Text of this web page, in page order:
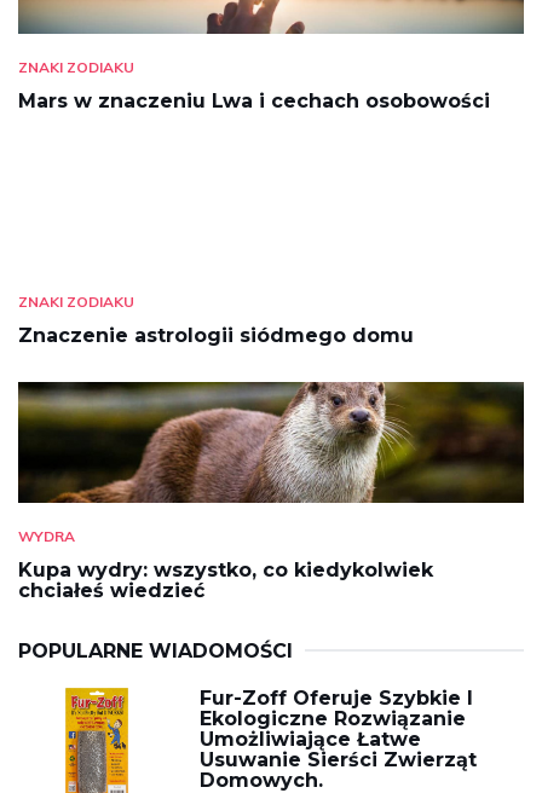
ZNAKI ZODIAKU
Mars w znaczeniu Lwa i cechach osobowości
ZNAKI ZODIAKU
Znaczenie astrologii siódmego domu
WYDRA
Kupa wydry: wszystko, co kiedykolwiek
chciałeś wiedzieć
POPULARNE WIADOMOŚCI
Fur-Zoff Oferuje Szybkie I
Ekologiczne Rozwiązanie
Umożliwiające Łatwe
Usuwanie Sierści Zwierząt
Domowych.